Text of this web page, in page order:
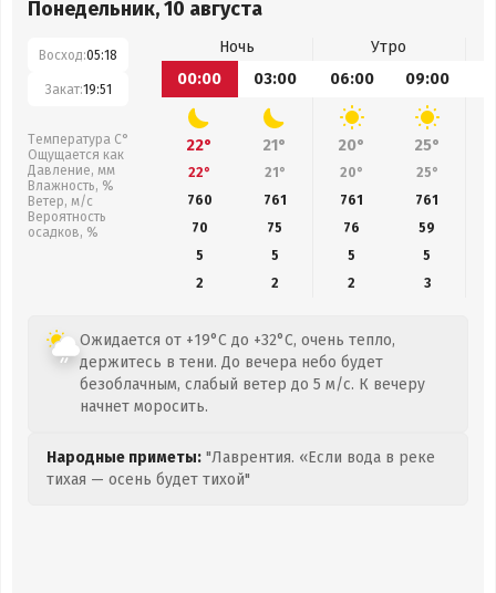
Понедельник, 10 августа
Восход:05:18
Закат:19:51
Температура С°
Ощущается как
Давление, мм
Влажность, %
Ветер, м/с
Вероятность
осадков, %
Ночь
Утро
00:00
03:00 06:00 09:00
22° 21° 20° 25°
22° 21° 20° 25°
760
761 761 761
70
75 76 59
5
5 5
5
2
2 2 3
Ожидается от +19°C до +32°C, очень тепло,
держитесь в тени. До вечера небо будет
безоблачным, слабый ветер до 5 м/с. К вечеру
начнет моросить.
Народные приметы: "Лаврентия. «Если вода в реке
тихая — осень будет тихой"